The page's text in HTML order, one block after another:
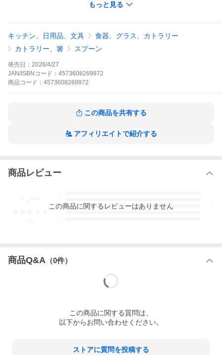
※仕様は予告なく変更される場合がございます。
もっと見る
キッチン、日用品、文具
食器、グラス、カトラリー
カトラリー、箸
スプーン
発売日： 2026/4/27
JAN/ISBNコード： 4573608269972
商品 コード： 4573608269972
この商品を共有する
アフィリエイトで紹介する
商品レビュー
3
この商品に関するレビューはありません
商品Q&A （0件）
この商品に関する質問は、
以下からお問い合わせください。
ストアに質問を投稿する